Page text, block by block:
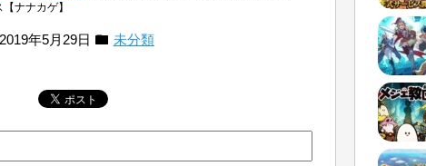
【ナナカゲ】
2019年5月29日 未分類